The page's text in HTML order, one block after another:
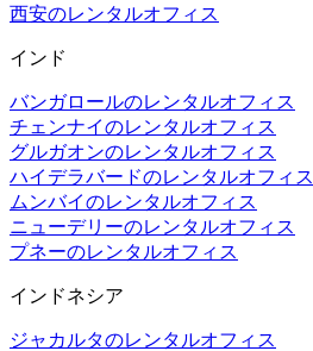
西安のレンタルオフィス
インド
バンガロールのレンタルオフィス
チェンナイのレンタルオフィス
グルガオンのレンタルオフィス
ハイデラバードのレンタルオフィス
ムンバイのレンタルオフィス
ニューデリーのレンタルオフィス
プネーのレンタルオフィス
インドネシア
ジャカルタのレンタルオフィス